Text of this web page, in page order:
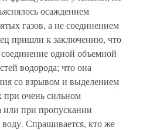
осаждением
газов, а не соединением
пришли к заключению, что
одной объемной
водорода; что она
со взрывом и выделением
при очень сильном
или при пропускании
воду. Спрашивается, кто же